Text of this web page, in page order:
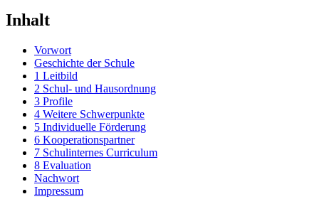
Inhalt
Vorwort
Geschichte der Schule
1 Leitbild
2 Schul- und Hausordnung
3 Profile
4 Weitere Schwerpunkte
5 Individuelle Förderung
6 Kooperationspartner
7 Schulinternes Curriculum
8 Evaluation
Nachwort
Impressum